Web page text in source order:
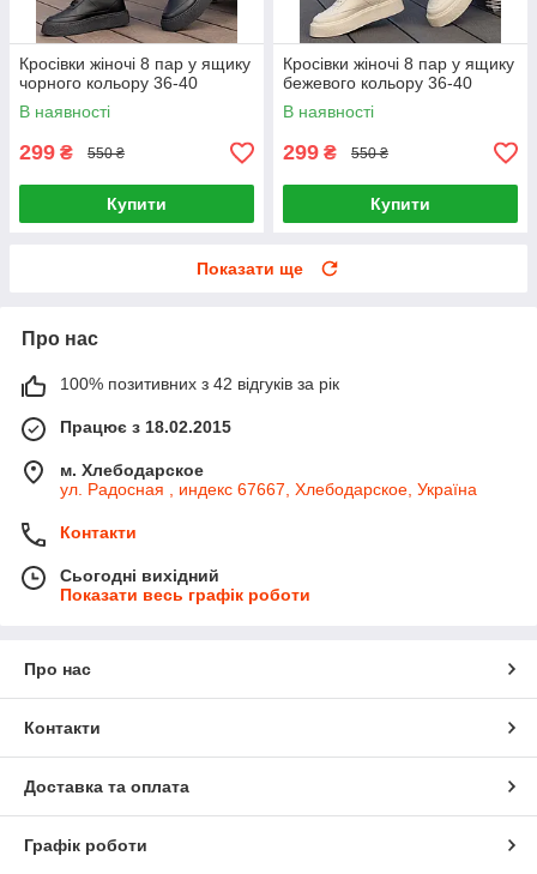
Кросівки жіночі 8 пар у ящику
чорного кольору 36-40
В наявності
299 ₴ 550 ₴
Купити
Кросівки жіночі 8 пар у ящику
бежевого кольору 36-40
В наявності
299 ₴ 550 ₴
Купити
Показати ще
Про нас
100% позитивних з 42 відгуків за рік
Працює з 18.02.2015
м. Хлебодарское
ул. Радосная , индекс 67667, Хлебодарское, Україна
Контакти
Сьогодні вихідний
Показати весь графік роботи
Про нас
Контакти
Доставка та оплата
Графік роботи